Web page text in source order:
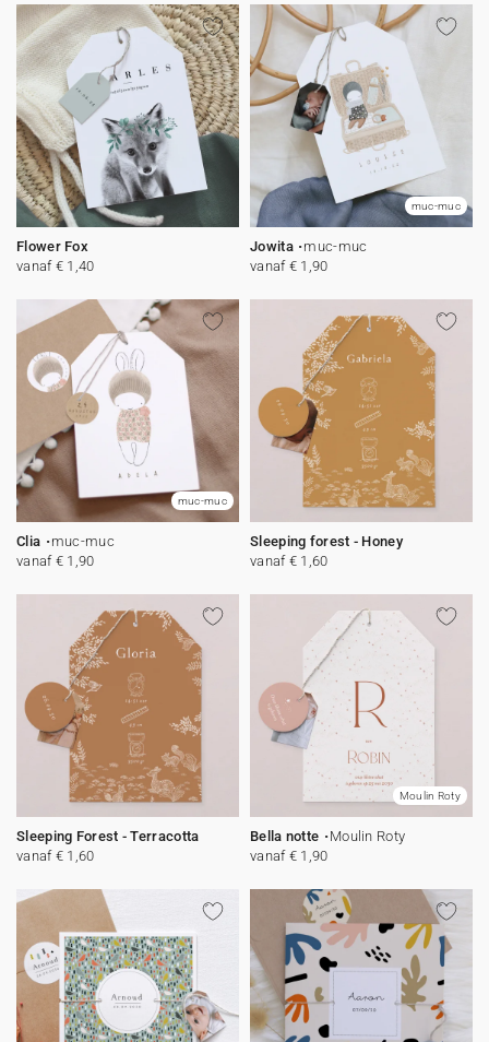
Flower Fox
vanaf € 1,40
muc-muc
Jowita
muc-muc
vanaf € 1,90
muc-muc
Clia
muc-muc
vanaf € 1,90
Sleeping forest - Honey
vanaf € 1,60
Sleeping Forest - Terracotta
vanaf € 1,60
Moulin Roty
Bella notte
Moulin Roty
vanaf € 1,90